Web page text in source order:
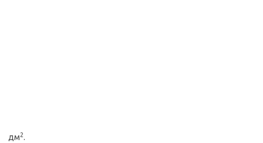
дм2.